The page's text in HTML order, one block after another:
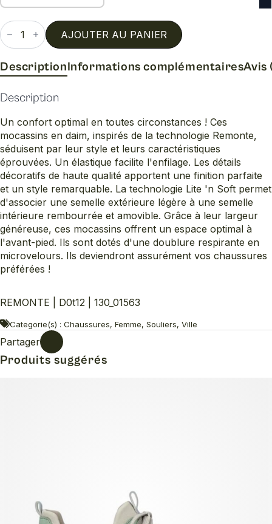
quantité
de
D0t12
AJOUTER AU PANIER
DescriptionInformations complémentairesAvis
Description
Un confort optimal en toutes circonstances ! Ces
mocassins en daim, inspirés de la technologie Remonte,
séduisent par leur style et leurs caractéristiques
éprouvées. Un élastique facilite l'enfilage. Les détails
décoratifs de haute qualité apportent une finition parfaite
et un style remarquable. La technologie Lite 'n Soft permet
d'associer une semelle extérieure légère à une semelle
intérieure rembourrée et amovible. Grâce à leur largeur
généreuse, ces mocassins offrent un espace optimal à
l'avant-pied. Ils sont dotés d'une doublure respirante en
microvelours. Ils deviendront assurément vos chaussures
préférées !
REMONTE | D0t12 | 130_01563
Categorie(s) : Chaussures, Femme, Souliers, Ville
Partager
Produits suggérés